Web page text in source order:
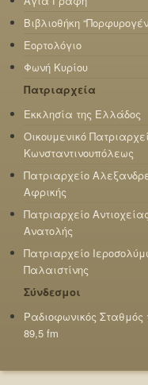
Βιβλιοθήκη
Εορτολόγιο
Φωνή Κυρίου
Πατριαρχεία
Εκκλησία της Ελλάδος
Οικουμενικό
Κωνσταντινουπόλεως
Πατριαρχείο
Αφρικής
Πατριαρχείο
Ανατολής
Πατριαρχείο
Παλαιστίνης
Σύνδεσμοι
Ραδιοφωνικός Σταθμός
89,5 fm